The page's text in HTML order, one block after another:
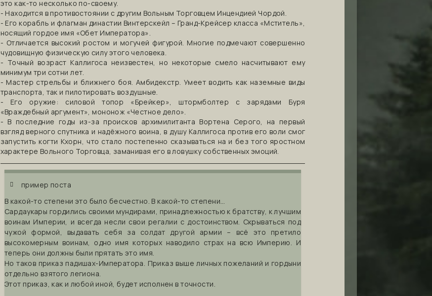
это как-то несколько по-своему.
- Находится в противостоянии с другим Вольным Торговцем Инцендией Чордой.
- Его корабль и флагман династии Винтерскейл – Гранд-Крейсер класса «Мститель»,
носящий гордое имя «Обет Императора».
- Отличается высокий ростом и могучей фигурой. Многие подмечают совершенно
чудовищную физическую силу этого человека.
- Точный возраст Каллигоса неизвестен, но некоторые смело насчитывают ему
минимум три сотни лет.
- Мастер стрельбы и ближнего боя. Амбидекстр. Умеет водить как наземные виды
транспорта, так и пилотировать воздушные.
- Его оружие: силовой топор «Брейкер», штормболтер с зарядами Буря
«Враждебный аргумент», мононож «Честное дело».
- В последние годы из-за происков архимилитанта Вортена Серого, на первый
взгляд верного спутника и надёжного воина, в душу Каллигоса против его воли смог
запустить когти Кхорн, что стало постепенно сказываться на и без того яростном
характере Вольного Торговца, заманивая его в ловушку собственных эмоций.
пример поста
В какой-то степени это было бесчестно. В какой-то степени…
Сардаукары гордились своими мундирами, принадлежностью к братству, к лучшим
воинам Империи, и всегда несли свои регалии с достоинством. Скрываться под
чужой формой, выдавать себя за солдат другой армии – всё это претило
высокомерным воинам, одно имя которых наводило страх на всю Империю. И
теперь они должны были прятать это имя.
Но таков приказ падишах-Императора. Приказ выше личных пожеланий и гордыни
отдельно взятого легиона.
Этот приказ, как и любой иной, будет исполнен в точности.